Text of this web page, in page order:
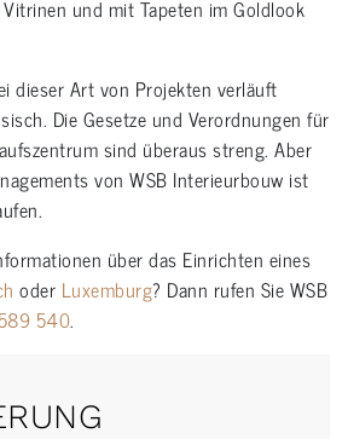
und mit Tapeten im Goldlook
dieser Art von Projekten verläuft
Die Gesetze und Verordnungen für
sind überaus streng. Aber
von WSB Interieurbouw ist
über das Einrichten eines
oder Luxemburg? Dann rufen Sie WSB
540.